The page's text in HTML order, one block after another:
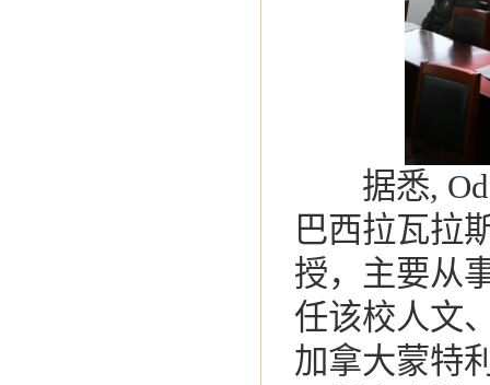
据悉,
巴西拉瓦拉
授，主要从
任该校人文
加拿大蒙特